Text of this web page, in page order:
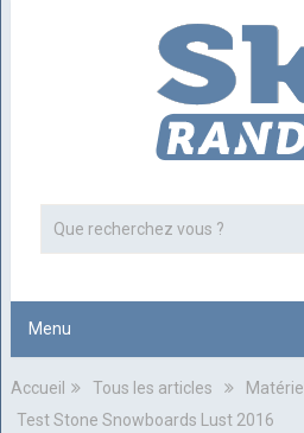
Menu
Accueil Tous les articles
Test Stone Snowboards Lust 2016